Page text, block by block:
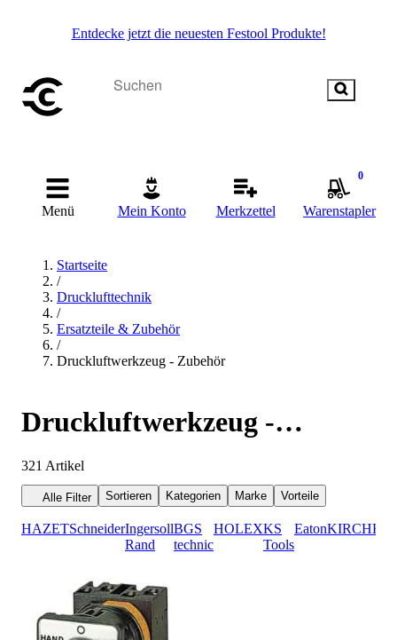
Entdecke jetzt die neuesten Festool Produkte!
Menü Mein Konto Merkzettel
0
Warenstapler
Startseite
/
Drucklufttechnik
/
Ersatzteile & Zubehör
/
Druckluftwerkzeug - Zubehör
Druckluftwerkzeug -
Zubehör
321 Artikel
Alle Filter Sortieren Kategorien Marke Vorteile
HAZETSchneiderIngersoll
Rand
BGS
technic
HOLEXKS
Tools
Eaton